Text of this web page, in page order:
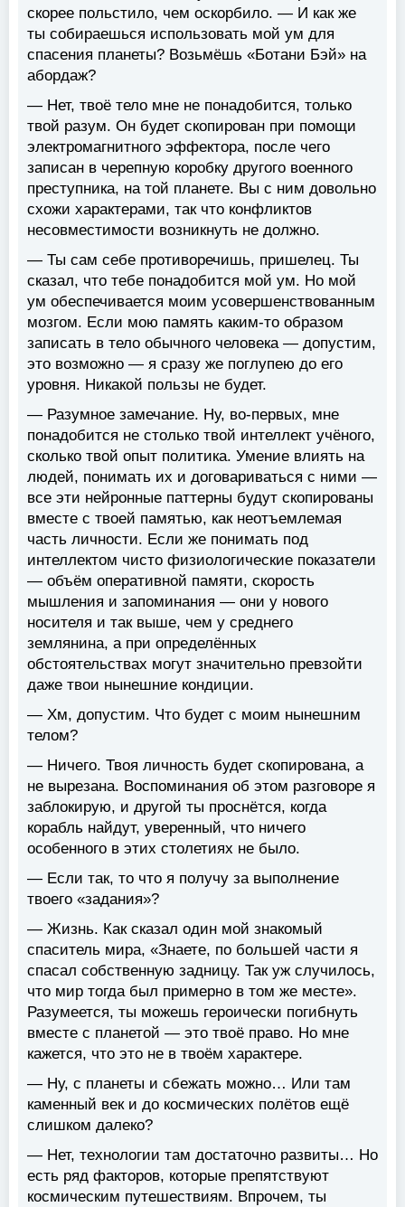
скорее польстило, чем оскорбило. — И как же
ты собираешься использовать мой ум для
спасения планеты? Возьмёшь «Ботани Бэй» на
абордаж?
— Нет, твоё тело мне не понадобится, только
твой разум. Он будет скопирован при помощи
электромагнитного эффектора, после чего
записан в черепную коробку другого военного
преступника, на той планете. Вы с ним довольно
схожи характерами, так что конфликтов
несовместимости возникнуть не должно.
— Ты сам себе противоречишь, пришелец. Ты
сказал, что тебе понадобится мой ум. Но мой
ум обеспечивается моим усовершенствованным
мозгом. Если мою память каким-то образом
записать в тело обычного человека — допустим,
это возможно — я сразу же поглупею до его
уровня. Никакой пользы не будет.
— Разумное замечание. Ну, во-первых, мне
понадобится не столько твой интеллект учёного,
сколько твой опыт политика. Умение влиять на
людей, понимать их и договариваться с ними —
все эти нейронные паттерны будут скопированы
вместе с твоей памятью, как неотъемлемая
часть личности. Если же понимать под
интеллектом чисто физиологические показатели
— объём оперативной памяти, скорость
мышления и запоминания — они у нового
носителя и так выше, чем у среднего
землянина, а при определённых
обстоятельствах могут значительно превзойти
даже твои нынешние кондиции.
— Хм, допустим. Что будет с моим нынешним
телом?
— Ничего. Твоя личность будет скопирована, а
не вырезана. Воспоминания об этом разговоре я
заблокирую, и другой ты проснётся, когда
корабль найдут, уверенный, что ничего
особенного в этих столетиях не было.
— Если так, то что я получу за выполнение
твоего «задания»?
— Жизнь. Как сказал один мой знакомый
спаситель мира, «Знаете, по большей части я
спасал собственную задницу. Так уж случилось,
что мир тогда был примерно в том же месте».
Разумеется, ты можешь героически погибнуть
вместе с планетой — это твоё право. Но мне
кажется, что это не в твоём характере.
— Ну, с планеты и сбежать можно… Или там
каменный век и до космических полётов ещё
слишком далеко?
— Нет, технологии там достаточно развиты… Но
есть ряд факторов, которые препятствуют
космическим путешествиям. Впрочем, ты